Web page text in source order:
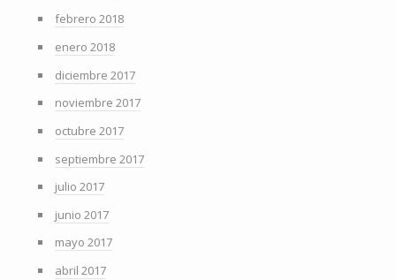
febrero 2018
enero 2018
diciembre 2017
noviembre 2017
octubre 2017
septiembre 2017
julio 2017
junio 2017
mayo 2017
abril 2017